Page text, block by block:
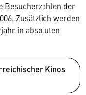
Besucherzahlen der
Zusätzlich werden
in absoluten
Kinos